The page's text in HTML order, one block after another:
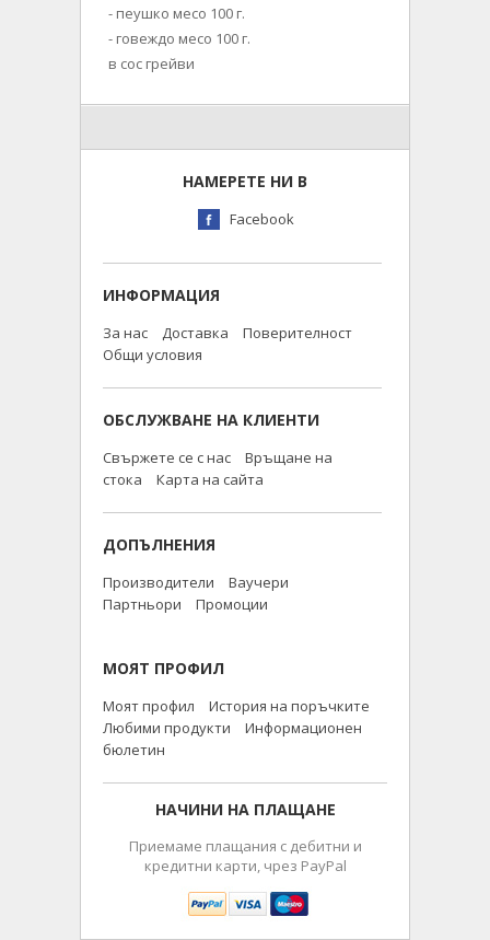
- пеушко месо 100 г.
- говеждо месо 100 г.
в сос грейви
НАМЕРЕТЕ НИ В
Facebook
ИНФОРМАЦИЯ
За нас Доставка
Поверителност
Общи условия
ОБСЛУЖВАНЕ НА КЛИЕНТИ
Свържете се с нас
Връщане на
стока
Карта на сайта
ДОПЪЛНЕНИЯ
Производители
Ваучери
Партньори
Промоции
МОЯТ ПРОФИЛ
Моят профил
История на поръчките
Любими продукти
Информационен
бюлетин
НАЧИНИ НА ПЛАЩАНЕ
Приемаме плащания с дебитни и
кредитни карти, чрез PayPal